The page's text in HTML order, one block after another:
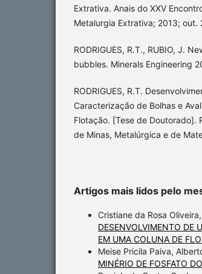
Extrativa. Anais do XXV
Metalurgia Extrativa; 2013; out.
RODRIGUES, R.T., RUBIO, J.
bubbles. Minerals Engineering
RODRIGUES, R.T.
Caracterização de Bolhas e
Flotação. [Tese de Doutorado].
de Minas, Metalúrgica e de
Artigos mais lidos pelo
Cristiane da Rosa
DESENVOLVIMENTO DE
EM UMA COLUNA DE
Meise Pricila Paiva,
MINÉRIO DE FOSFATO